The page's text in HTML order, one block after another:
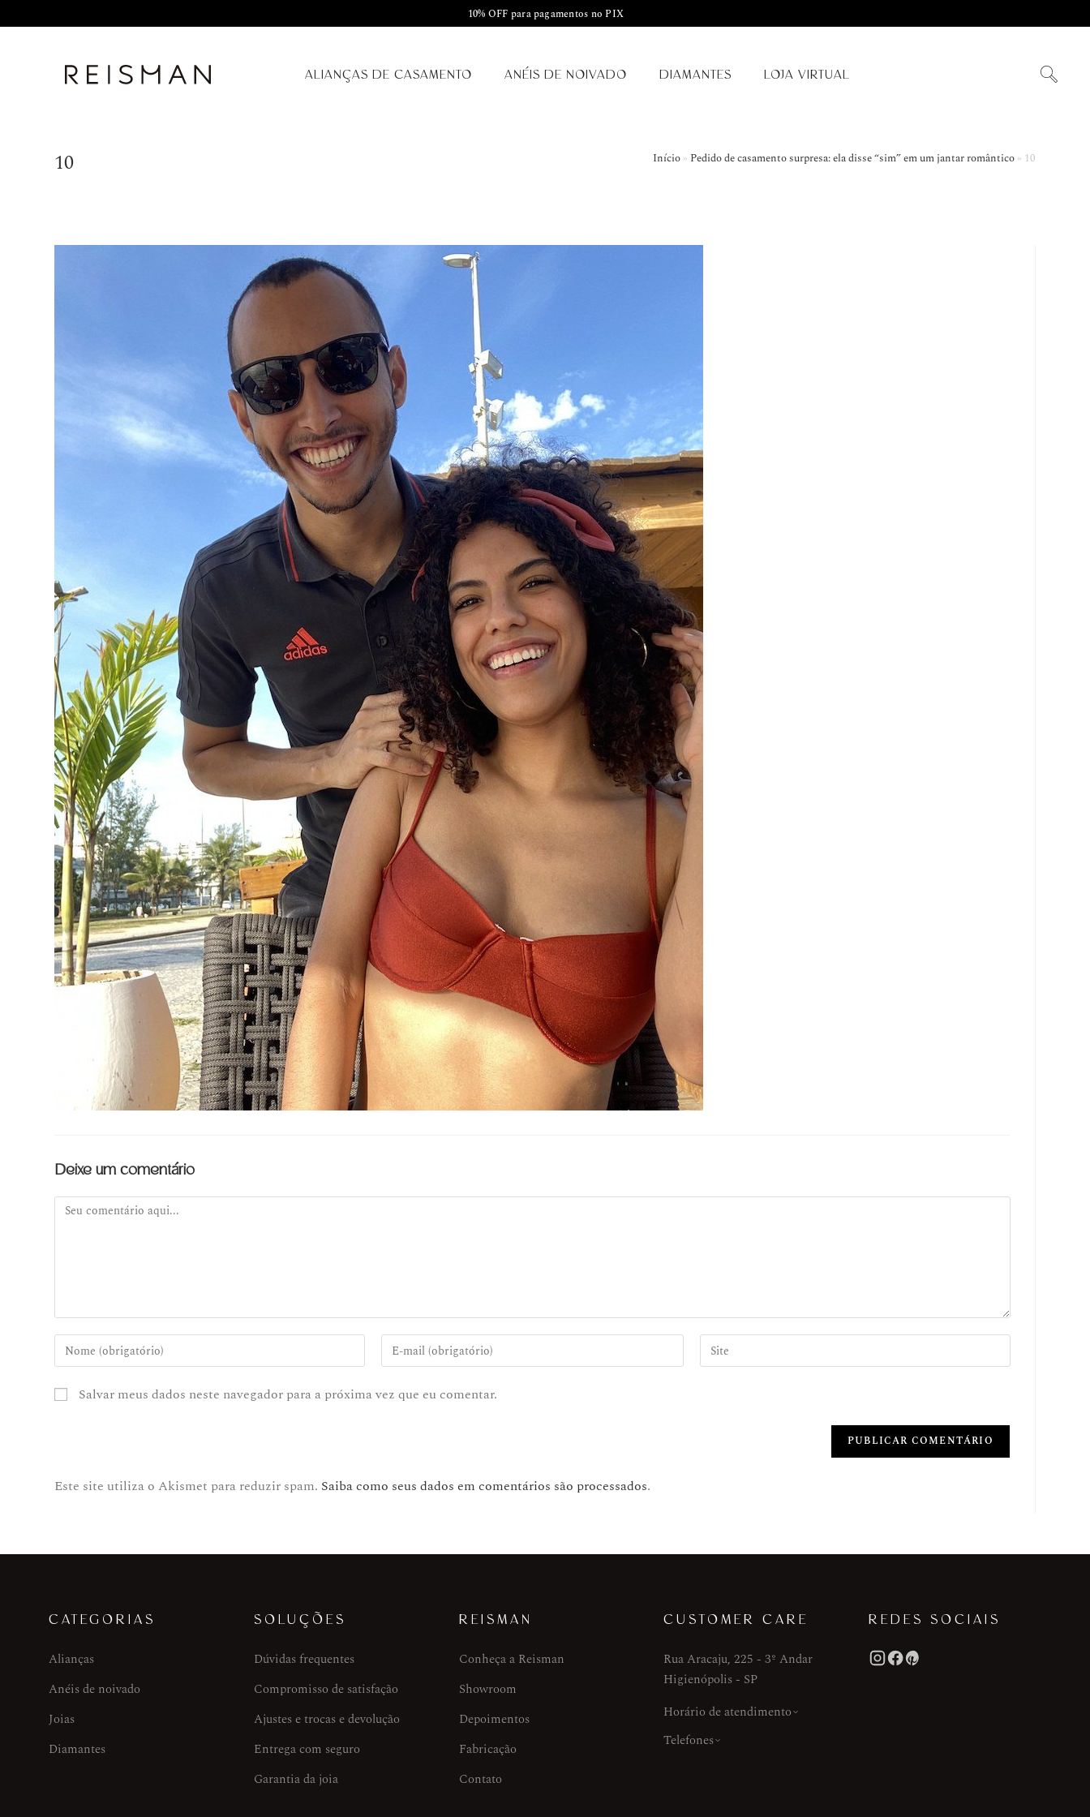
10% OFF para pagamentos no PIX
ALIANÇAS DE CASAMENTO ANÉIS DE NOIVADO DIAMANTES LOJA VIRTUAL
10 Início» Pedido de casamento surpresa: ela disse “sim” em um jantar romântico» 10
Deixe um comentário
Salvar meus dados neste navegador para a próxima vez que eu comentar.
Este site utiliza o Akismet para reduzir spam. Saiba como seus dados em comentários são processados.
CATEGORIAS
Alianças
Anéis de noivado
Joias
Diamantes
SOLUÇÕES
Dúvidas frequentes
Compromisso de satisfação
Ajustes e trocas e devolução
Entrega com seguro
Garantia da joia
REISMAN
Conheça a Reisman
Showroom
Depoimentos
Fabricação
Contato
CUSTOMER CARE
Rua Aracaju, 225 - 3º Andar
Higienópolis - SP
Horário de atendimento
Telefones
REDES SOCIAIS